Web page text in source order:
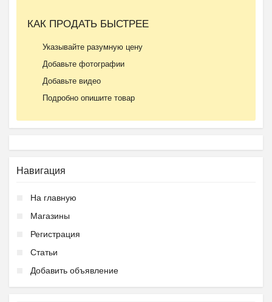
КАК ПРОДАТЬ БЫСТРЕЕ
Указывайте разумную цену
Добавьте фотографии
Добавьте видео
Подробно опишите товар
Навигация
На главную
Магазины
Регистрация
Статьи
Добавить объявление